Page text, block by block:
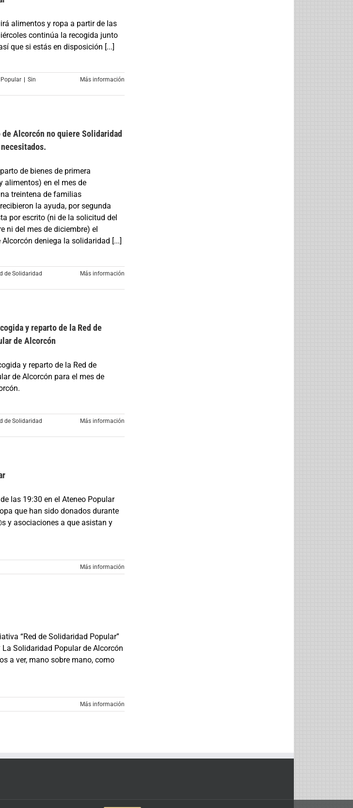
alimentos y ropa a partir de las
continúa la recogida junto
que si estás en disposición [...]
Popular
Sin
Más información
Alcorcón no quiere Solidaridad
de bienes de primera
alimentos) en el mes de
treintena de familias
la ayuda, por segunda
por escrito (ni de la solicitud del
ni del mes de diciembre) el
deniega la solidaridad [...]
de Solidaridad
Más información
y reparto de la Red de
de Alcorcón
y reparto de la Red de
de Alcorcón para el mes de
de Solidaridad
Más información
las 19:30 en el Ateneo Popular
que han sido donados durante
y asociaciones a que asistan y
Más información
“Red de Solidaridad Popular”
Solidaridad Popular de Alcorcón
a ver, mano sobre mano, como
Más información